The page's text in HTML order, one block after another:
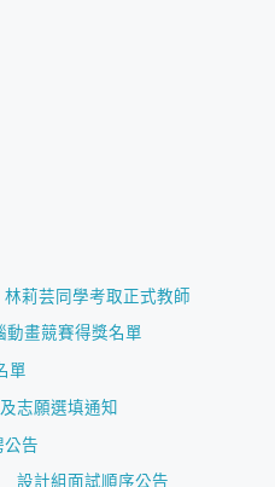
林莉芸同學考取正式教師
動畫競賽得獎名單
單
志願選填通知
公告
設計組面試順序公告